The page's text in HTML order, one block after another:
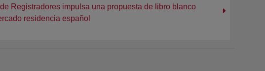
Registradores impulsa una propuesta de libro blanco
residencia español